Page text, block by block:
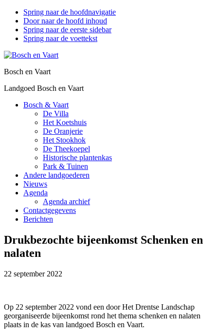
Spring naar de hoofdnavigatie
Door naar de hoofd inhoud
Spring naar de eerste sidebar
Spring naar de voettekst
Bosch en Vaart
Landgoed Bosch en Vaart
Bosch & Vaart
De Villa
Het Koetshuis
De Oranjerie
Het Stookhok
De Theekoepel
Historische plantenkas
Park & Tuinen
Andere landgoederen
Nieuws
Agenda
Agenda archief
Contactgegevens
Berichten
Drukbezochte bijeenkomst Schenken en
nalaten
22 september 2022
Op 22 september 2022 vond een door Het Drentse Landschap
georganiseerde bijeenkomst rond het thema schenken en nalaten
plaats in de kas van landgoed Bosch en Vaart.